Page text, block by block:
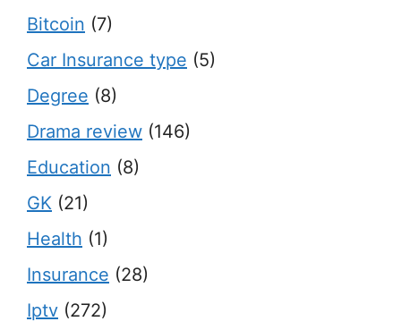
Bitcoin (7)
Car Insurance type (5)
Degree (8)
Drama review (146)
Education (8)
GK (21)
Health (1)
Insurance (28)
Iptv (272)